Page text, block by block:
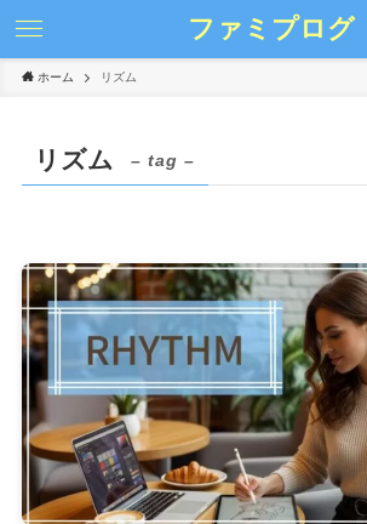
ファミプログ
ホーム リズム
リズム – tag –